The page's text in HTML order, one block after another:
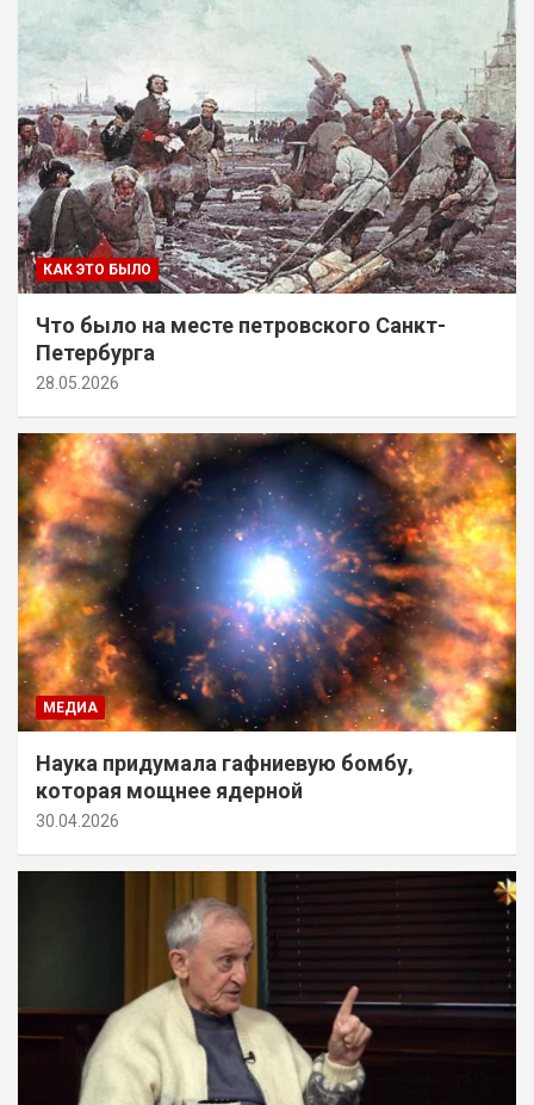
КАК ЭТО БЫЛО
Что было на месте петровского Санкт-
Петербурга
28.05.2026
МЕДИА
Наука придумала гафниевую бомбу,
которая мощнее ядерной
30.04.2026